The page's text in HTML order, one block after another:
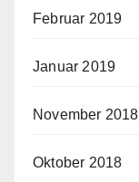
Februar 2019
Januar 2019
November 2018
Oktober 2018